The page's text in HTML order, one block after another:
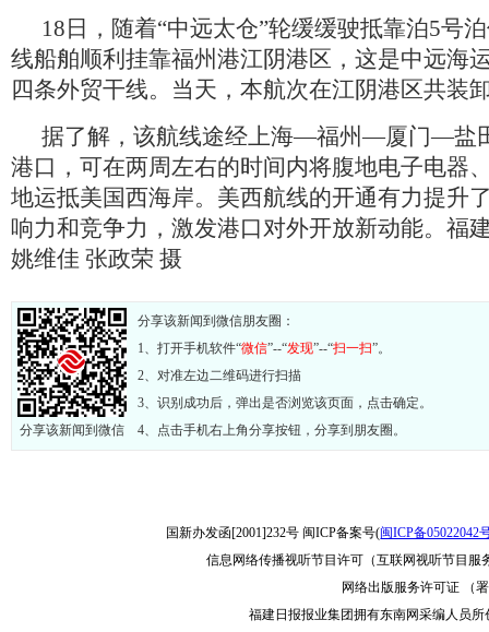
18日，随着“中远太仓”轮缓缓驶抵靠泊5号
线船舶顺利挂靠福州港江阴港区，这是中远海
四条外贸干线。当天，本航次在江阴港区共装
据了解，该航线途经上海—福州—厦门—盐
港口，可在两周左右的时间内将腹地电子电器
地运抵美国西海岸。美西航线的开通有力提升
响力和竞争力，激发港口对外开放新动能。福
姚维佳 张政荣 摄
分享该新闻到微信
分享该新闻到微信朋友圈：
1、打开手机软件“微信”--“发现”--“扫一扫”。
2、对准左边二维码进行扫描
3、识别成功后，弹出是否浏览该页面，点击确定。
4、点击手机右上角分享按钮，分享到朋友圈。